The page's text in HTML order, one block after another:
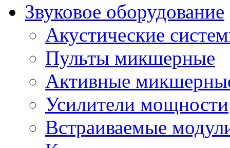
Звуковое оборудование
Акустические
Пульты микшерные
Активные
Усилители мощности
Встраиваемые